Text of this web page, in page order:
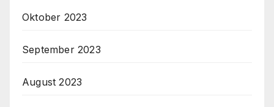
Oktober 2023
September 2023
August 2023